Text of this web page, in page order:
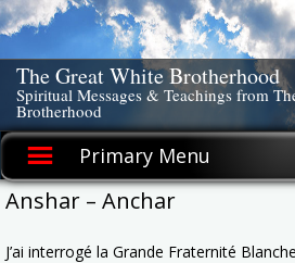
Skip
to
content
The Great White Brotherhood
Spiritual Messages & Teachings from
Brotherhood
Primary Menu
Anshar – Anchar
J’ai interrogé la Grande Fraternité